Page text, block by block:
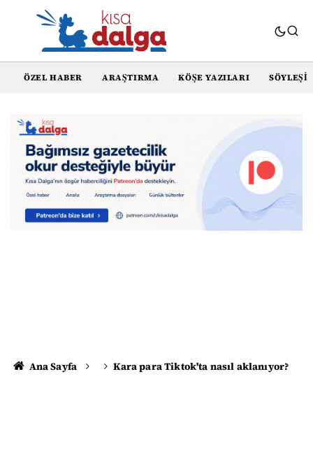
ÖZEL HABER ARAŞTIRMA KÖŞE YAZILARI SÖYLEŞI
Ana Sayfa Kara para Tiktok'ta nasıl aklanıyor?